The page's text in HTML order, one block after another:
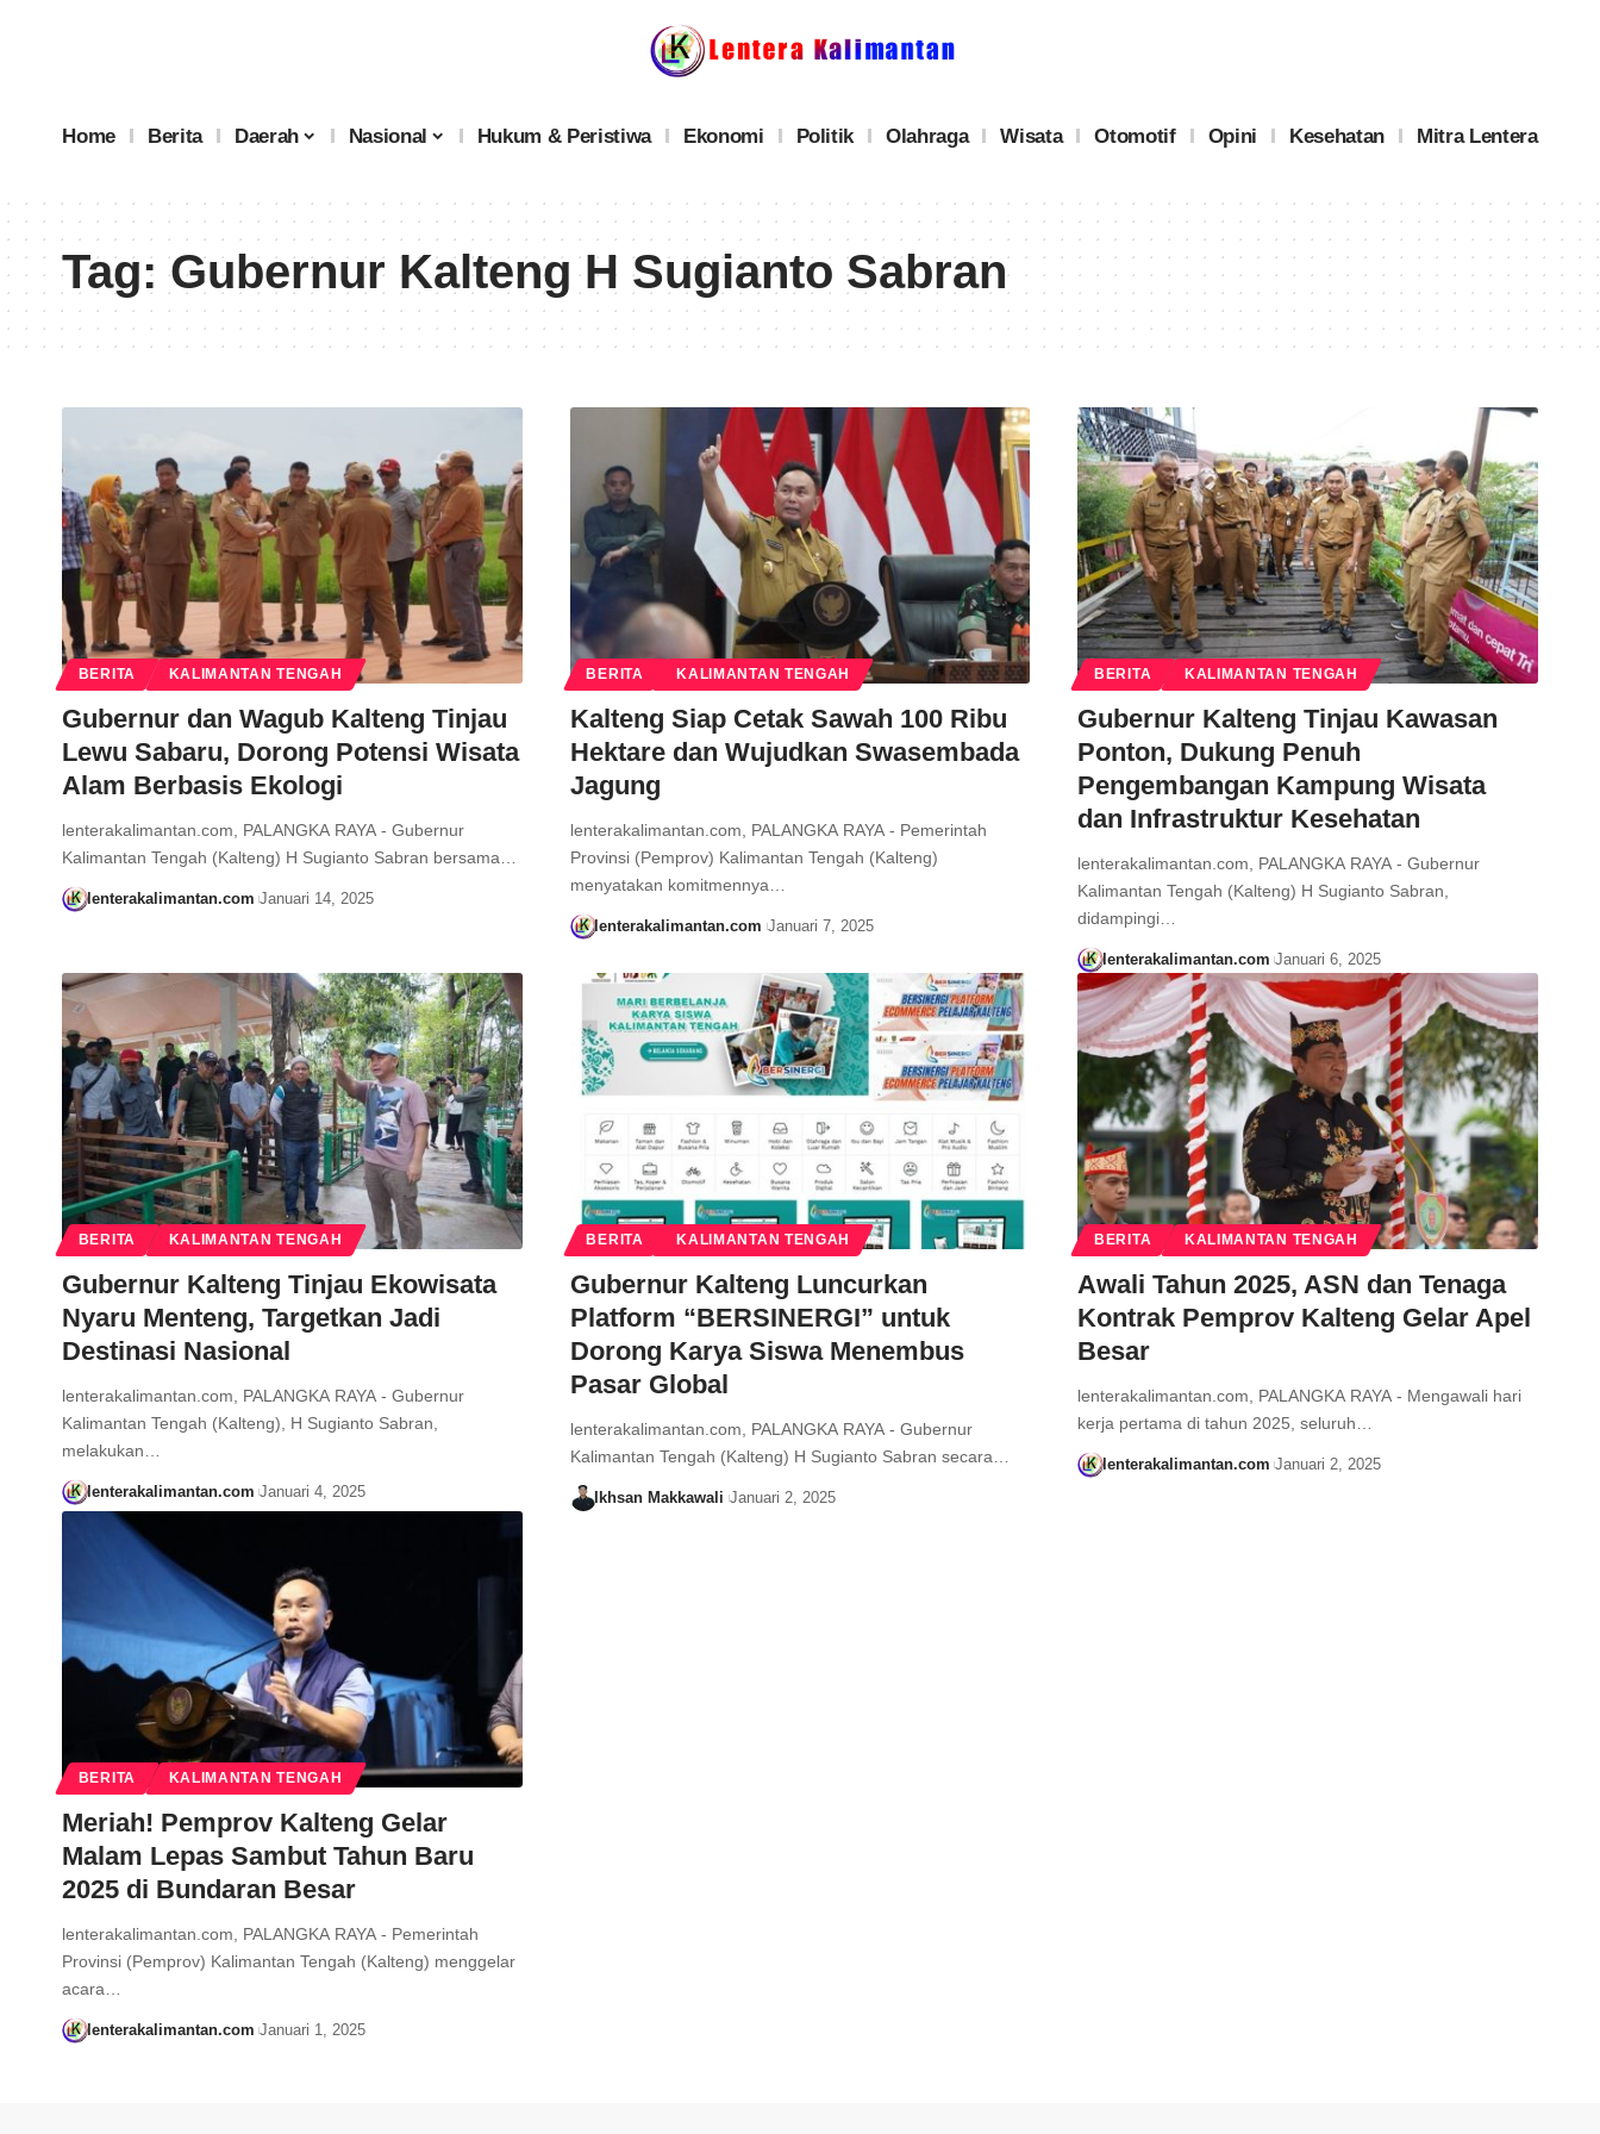
Home Berita Daerah Nasional Hukum & Peristiwa Ekonomi Politik Olahraga Wisata Otomotif Opini Kesehatan Mitra Lentera
Tag:Gubernur Kalteng H Sugianto Sabran
BERITA KALIMANTAN TENGAH
Gubernur dan Wagub Kalteng Tinjau
Lewu Sabaru, Dorong Potensi Wisata
Alam Berbasis Ekologi
lenterakalimantan.com, PALANGKA RAYA - Gubernur
Kalimantan Tengah (Kalteng) H Sugianto Sabran bersama…
lenterakalimantan.com Januari 14, 2025
BERITA KALIMANTAN TENGAH
Kalteng Siap Cetak Sawah 100 Ribu
Hektare dan Wujudkan Swasembada
Jagung
lenterakalimantan.com, PALANGKA RAYA - Pemerintah
Provinsi (Pemprov) Kalimantan Tengah (Kalteng)
menyatakan komitmennya…
lenterakalimantan.com Januari 7, 2025
BERITA KALIMANTAN TENGAH
Gubernur Kalteng Tinjau Kawasan
Ponton, Dukung Penuh
Pengembangan Kampung Wisata
dan Infrastruktur Kesehatan
lenterakalimantan.com, PALANGKA RAYA - Gubernur
Kalimantan Tengah (Kalteng) H Sugianto Sabran,
didampingi…
lenterakalimantan.com Januari 6, 2025
BERITA KALIMANTAN TENGAH
Gubernur Kalteng Tinjau Ekowisata
Nyaru Menteng, Targetkan Jadi
Destinasi Nasional
lenterakalimantan.com, PALANGKA RAYA - Gubernur
Kalimantan Tengah (Kalteng), H Sugianto Sabran,
melakukan…
lenterakalimantan.com Januari 4, 2025
BERITA KALIMANTAN TENGAH
Gubernur Kalteng Luncurkan
Platform “BERSINERGI” untuk
Dorong Karya Siswa Menembus
Pasar Global
lenterakalimantan.com, PALANGKA RAYA - Gubernur
Kalimantan Tengah (Kalteng) H Sugianto Sabran secara…
Ikhsan Makkawali Januari 2, 2025
BERITA KALIMANTAN TENGAH
Awali Tahun 2025, ASN dan Tenaga
Kontrak Pemprov Kalteng Gelar Apel
Besar
lenterakalimantan.com, PALANGKA RAYA - Mengawali hari
kerja pertama di tahun 2025, seluruh…
lenterakalimantan.com Januari 2, 2025
BERITA KALIMANTAN TENGAH
Meriah! Pemprov Kalteng Gelar
Malam Lepas Sambut Tahun Baru
2025 di Bundaran Besar
lenterakalimantan.com, PALANGKA RAYA - Pemerintah
Provinsi (Pemprov) Kalimantan Tengah (Kalteng) menggelar
acara…
lenterakalimantan.com Januari 1, 2025